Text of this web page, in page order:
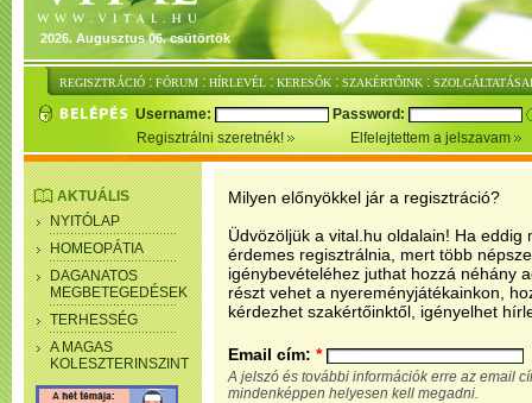
2026. Augusztus 06. csütörtök
REGISZTRÁCIÓ : FÓRUM : HÍRLEVÉL : KERESŐK : SZAKÉRTŐINK :
Username:
Password:
Regisztrálni szeretnék!
Elfelejtettem a jelszavam
AKTUÁLIS
NYITÓLAP
HOMEOPÁTIA
DAGANATOS
MEGBETEGEDÉSEK
TERHESSÉG
A MAGAS
KOLESZTERINSZINT
Milyen előnyökkel jár a regisztráció?
Üdvözöljük a vital.hu oldalain! Ha eddig
érdemes regisztrálnia, mert több
igénybevételéhez juthat hozzá néhány
részt vehet a nyereményjátékainkon,
kérdezhet szakértőinktől, igényelhet
Email cím: *
A jelszó és további információk erre az email
mindenképpen helyesen kell megadni.